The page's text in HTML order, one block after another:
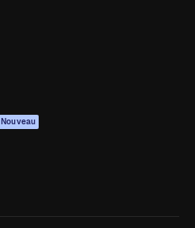
Nouveau